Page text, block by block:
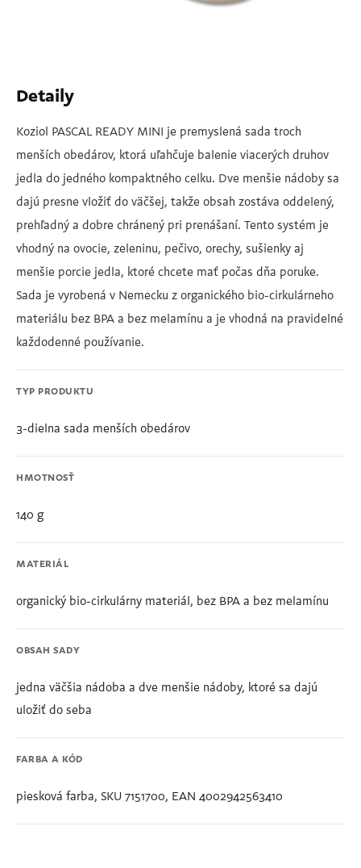
Detaily
Koziol PASCAL READY MINI je premyslená sada troch
menších obedárov, ktorá uľahčuje balenie viacerých druhov
jedla do jedného kompaktného celku. Dve menšie nádoby sa
dajú presne vložiť do väčšej, takže obsah zostáva oddelený,
prehľadný a dobre chránený pri prenášaní. Tento systém je
vhodný na ovocie, zeleninu, pečivo, orechy, sušienky aj
menšie porcie jedla, ktoré chcete mať počas dňa poruke.
Sada je vyrobená v Nemecku z organického bio-cirkulárneho
materiálu bez BPA a bez melamínu a je vhodná na pravidelné
každodenné používanie.
TYP PRODUKTU
3-dielna sada menších obedárov
HMOTNOSŤ
140 g
MATERIÁL
organický bio-cirkulárny materiál, bez BPA a bez melamínu
OBSAH SADY
jedna väčšia nádoba a dve menšie nádoby, ktoré sa dajú
uložiť do seba
FARBA A KÓD
piesková farba, SKU 7151700, EAN 4002942563410